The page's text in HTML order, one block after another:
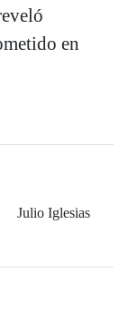
en
Julio Iglesias